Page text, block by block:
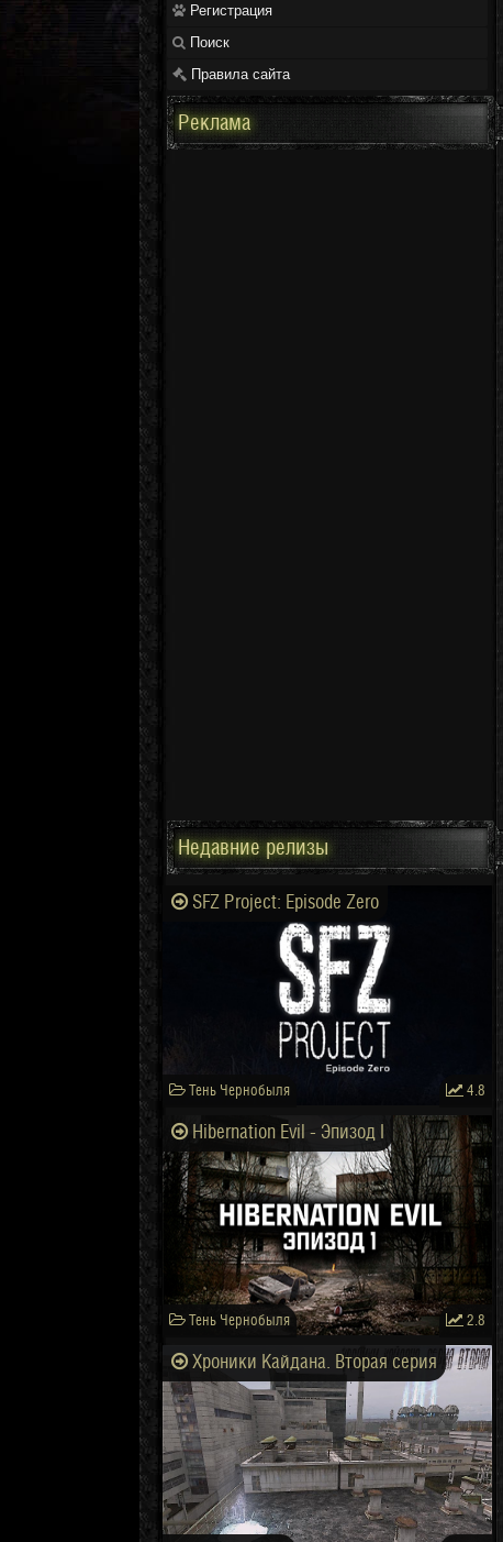
Регистрация
Поиск
Правила сайта
Реклама
Недавние релизы
SFZ Project: Episode Zero
Тень Чернобыля 4.8
Hibernation Evil - Эпизод I
Тень Чернобыля 2.8
Хроники Кайдана. Вторая серия